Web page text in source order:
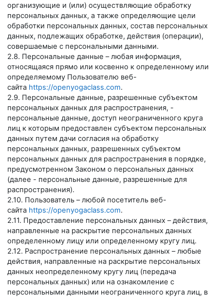
организующие и (или) осуществляющие обработку
персональных данных, а также определяющие цели
обработки персональных данных, состав персональных
данных, подлежащих обработке, действия (операции),
совершаемые с персональными данными.
2.8. Персональные данные – любая информация,
относящаяся прямо или косвенно к определенному или
определяемому Пользователю веб-
сайта https://openyogaclass.com.
2.9. Персональные данные, разрешенные субъектом
персональных данных для распространения, -
персональные данные, доступ неограниченного круга
лиц к которым предоставлен субъектом персональных
данных путем дачи согласия на обработку
персональных данных, разрешенных субъектом
персональных данных для распространения в порядке,
предусмотренном Законом о персональных данных
(далее - персональные данные, разрешенные для
распространения).
2.10. Пользователь – любой посетитель веб-
сайта https://openyogaclass.com.
2.11. Предоставление персональных данных – действия,
направленные на раскрытие персональных данных
определенному лицу или определенному кругу лиц.
2.12. Распространение персональных данных – любые
действия, направленные на раскрытие персональных
данных неопределенному кругу лиц (передача
персональных данных) или на ознакомление с
персональными данными неограниченного круга лиц, в